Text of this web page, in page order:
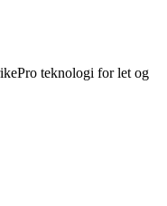
teknologi for let og